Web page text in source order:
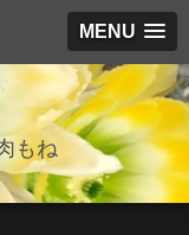
MENU
もね